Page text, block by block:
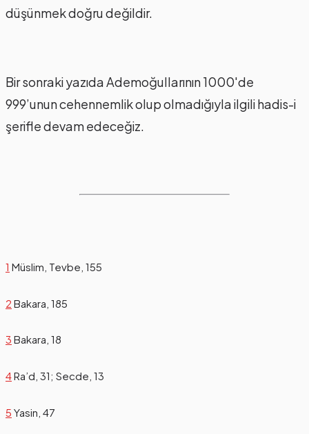
düşünmek doğru değildir.
Bir sonraki yazıda Ademoğullarının 1000'de
999’unun cehennemlik olup olmadığıyla ilgili hadis-i
şerifle devam edeceğiz.
1 Müslim, Tevbe, 155
2 Bakara, 185
3 Bakara, 18
4Ra’d, 31; Secde, 13
5 Yasin, 47